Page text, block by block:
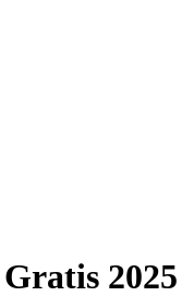
2025